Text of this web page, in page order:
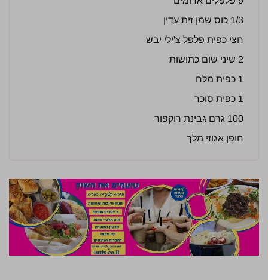
1/3 כוס שמן זית עדין
חצי כפית פלפל צ'ילי יבש
2 שיני שום כתושות
1 כפית מלח
1 כפית סוכר
100 גרם גבינת רוקפור
חופן אגוזי מלך